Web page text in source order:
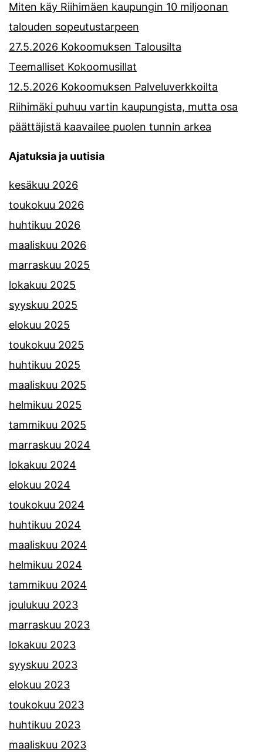
Miten käy Riihimäen kaupungin 10 miljoonan
talouden sopeutustarpeen
27.5.2026 Kokoomuksen Talousilta
Teemalliset Kokoomusillat
12.5.2026 Kokoomuksen Palveluverkkoilta
Riihimäki puhuu vartin kaupungista, mutta osa
päättäjistä kaavailee puolen tunnin arkea
Ajatuksia ja uutisia
kesäkuu 2026
toukokuu 2026
huhtikuu 2026
maaliskuu 2026
marraskuu 2025
lokakuu 2025
syyskuu 2025
elokuu 2025
toukokuu 2025
huhtikuu 2025
maaliskuu 2025
helmikuu 2025
tammikuu 2025
marraskuu 2024
lokakuu 2024
elokuu 2024
toukokuu 2024
huhtikuu 2024
maaliskuu 2024
helmikuu 2024
tammikuu 2024
joulukuu 2023
marraskuu 2023
lokakuu 2023
syyskuu 2023
elokuu 2023
toukokuu 2023
huhtikuu 2023
maaliskuu 2023